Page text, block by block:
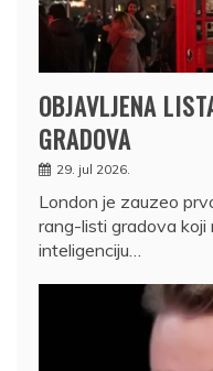
OBJAVLJENA
GRADOVA
29. jul 2026.
London je zauzeo
rang-listi gradova koji
inteligenciju…